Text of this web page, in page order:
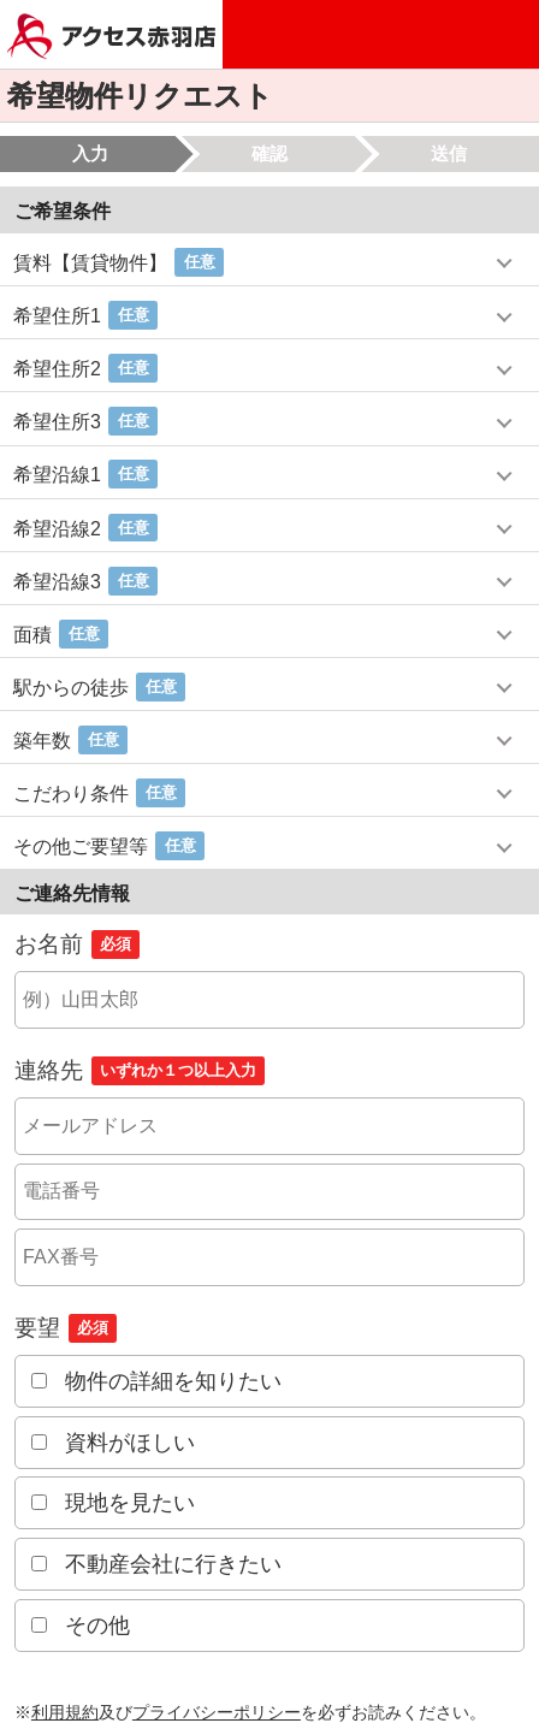
希望物件リクエスト
入力 確認 送信
ご希望条件
賃料【賃貸物件】 任意
希望住所1 任意
希望住所2 任意
希望住所3 任意
希望沿線1 任意
希望沿線2 任意
希望沿線3 任意
面積 任意
駅からの徒歩 任意
築年数 任意
こだわり条件 任意
その他ご要望等 任意
ご連絡先情報
お名前 必須
連絡先 いずれか１つ以上入力
要望 必須
物件の詳細を知りたい
資料がほしい
現地を見たい
不動産会社に行きたい
その他
※利用規約及びプライバシーポリシーを必ずお読みください。